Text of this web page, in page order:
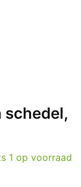
schedel,
1 op voorraad